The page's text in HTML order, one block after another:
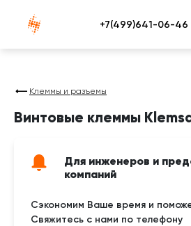
Атлантснаб
Клеммы и разъемы
Винтовые клеммы
Для инженеров и
компаний
Сэкономим Ваше время и
Свяжитесь с нами по телефону